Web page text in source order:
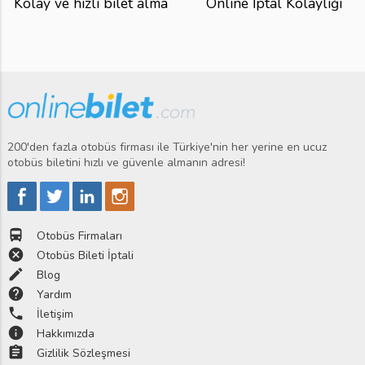
200'den fazla otobüs firması ile Türkiye'nin her yerine en ucuz
otobüs biletini hızlı ve güvenle almanın adresi!
directions_bus Otobüs Firmaları
cancel Otobüs Bileti İptali
edit Blog
help Yardım
phone İletişim
info Hakkımızda
assignment Gizlilik Sözleşmesi